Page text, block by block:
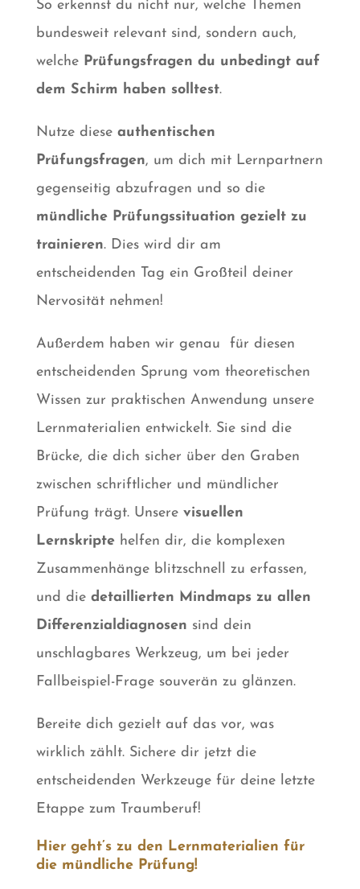
So erkennst du nicht nur, welche Themen
bundesweit relevant sind, sondern auch,
welche Prüfungsfragen du unbedingt auf
dem Schirm haben solltest.
Nutze diese authentischen
Prüfungsfragen, um dich mit Lernpartnern
gegenseitig abzufragen und so die
mündliche Prüfungssituation gezielt zu
trainieren. Dies wird dir am
entscheidenden Tag ein Großteil deiner
Nervosität nehmen!
Außerdem haben wir genau für diesen
entscheidenden Sprung vom theoretischen
Wissen zur praktischen Anwendung unsere
Lernmaterialien entwickelt. Sie sind die
Brücke, die dich sicher über den Graben
zwischen schriftlicher und mündlicher
Prüfung trägt. Unsere visuellen
Lernskriptehelfen dir, die komplexen
Zusammenhänge blitzschnell zu erfassen,
und die detaillierten Mindmaps zu allen
Differenzialdiagnosen sind dein
unschlagbares Werkzeug, um bei jeder
Fallbeispiel-Frage souverän zu glänzen.
Bereite dich gezielt auf das vor, was
wirklich zählt. Sichere dir jetzt die
entscheidenden Werkzeuge für deine letzte
Etappe zum Traumberuf!
Hier geht’s zu den Lernmaterialien für
die mündliche Prüfung!